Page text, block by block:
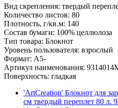
Вид скрепления: твердый
Количество листов: 80
Плотность, г/кв.м: 140
Состав бумаги: 100% целлюлоза
Тип товара: Блокнот
Уровень пользователя: взрослый
Формат: A5-
Артикул наименования:
Поверхность: гладкая
'ArtCreation' Блокнот для
см твердый переплет 80 л.